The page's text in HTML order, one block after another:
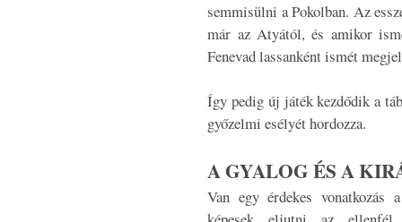
semmisülni a Pokolban. Az
már az Atyától, és amikor
Fenevad lassanként ismét
Így pedig új játék kezdődik a
győzelmi esélyét hordozza.
A GYALOG ÉS A
Van egy érdekes vonatkozás